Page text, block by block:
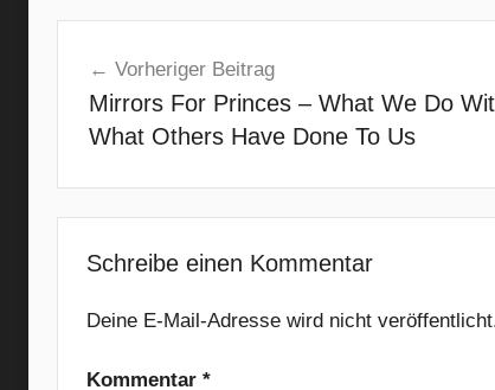
e
R
d
i
P
l
,
Vorheriger Beitrag
Mirrors For Princes – What We Do
What Others Have Done To Us
Schreibe einen Kommentar
Deine E-Mail-Adresse wird nicht
Kommentar *